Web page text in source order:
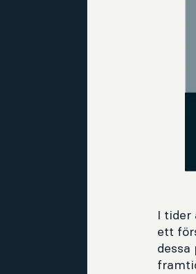
I tider
ett